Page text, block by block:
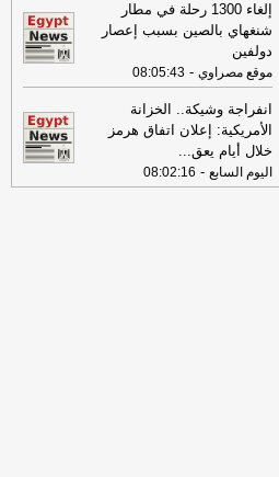
الدستور
07:43
أغسطس 2026 في محلات الصاغة بمصر
-
موقع الدستور
07:41
اليوم.. "حياة كريمة" تستضيف
قافلة ثقافية وفنية جديدة لاكتشاف مواهب
أبناء العامرية-موقع مصراوي
07:31
بعد 26 سنة شابو.. محمود يستعيد
إلغاء 1300 رحلة في مطار
شنغهاي بالصين بسبب إعصار
دولفين
موقع مصراوي -
08:05:43
انفراجة وشيكة.. الخزانة
الأمريكية: إعلان اتفاق هرمز
خلال أيام يعق...
اليوم السابع -
08:02:16